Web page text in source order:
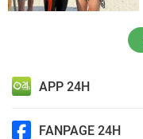
APP 24H
FANPAGE 24H